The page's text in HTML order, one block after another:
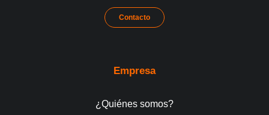
Contacto
Empresa
¿Quiénes somos?